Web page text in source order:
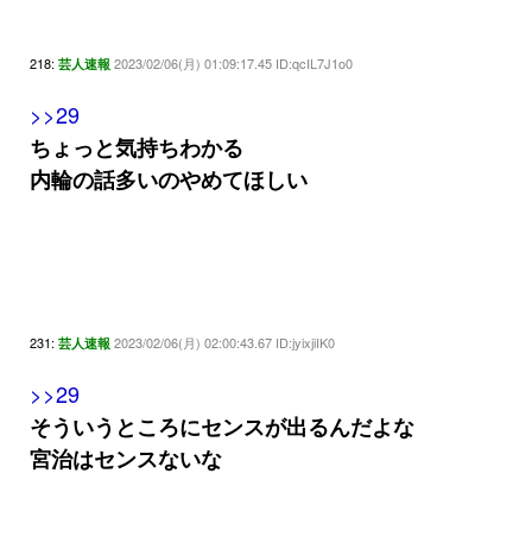
218: 芸人速報 2023/02/06(月) 01:09:17.45 ID:qcIL7J1o0
>>29
ちょっと気持ちわかる
内輪の話多いのやめてほしい
231: 芸人速報 2023/02/06(月) 02:00:43.67 ID:jyixjiIK0
>>29
そういうところにセンスが出るんだよな
宮治はセンスないな